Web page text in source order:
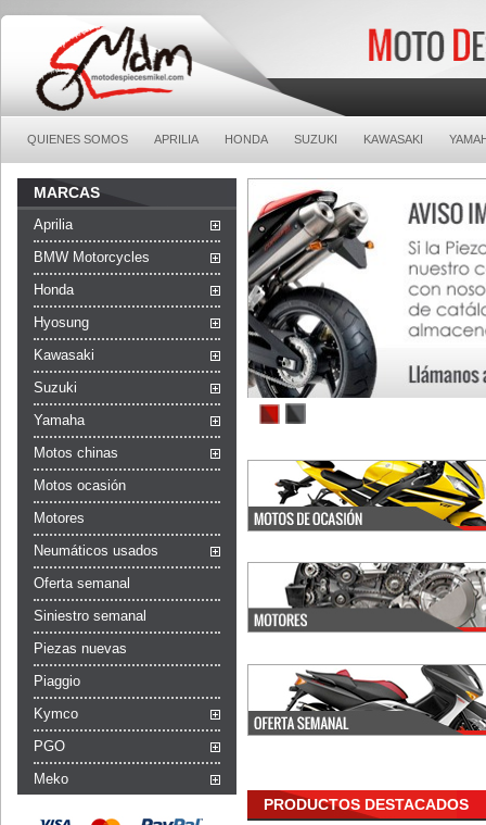
QUIENES SOMOS APRILIA HONDA SUZUKI KAWASAKI
MARCAS
Aprilia
BMW Motorcycles
Honda
Hyosung
Kawasaki
Suzuki
Yamaha
Motos chinas
Motos ocasión
Motores
Neumáticos usados
Oferta semanal
Siniestro semanal
Piezas nuevas
Piaggio
Kymco
PGO
Meko
1 2
PRODUCTOS DESTACADOS